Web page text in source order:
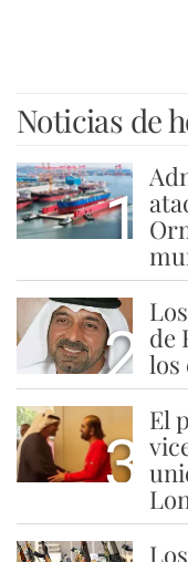
Noticias de
1
2 de
los
3
El